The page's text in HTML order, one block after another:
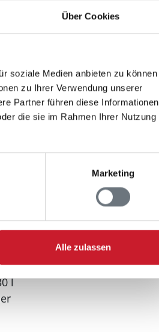
Über Cookies
soziale Medien anbieten zu können
zu Ihrer Verwendung unserer
Partner führen diese Informationen
die sie im Rahmen Ihrer Nutzung
Marketing
Alle zulassen
1.750 m
l